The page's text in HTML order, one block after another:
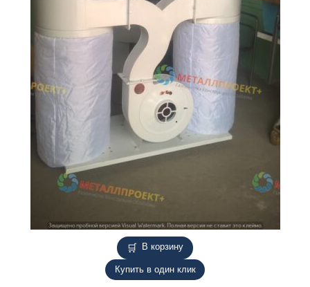
В корзину
Купить в один клик